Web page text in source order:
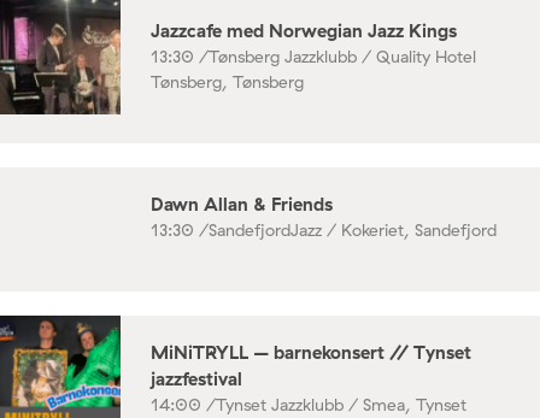
Jazzcafe med Norwegian Jazz Kings
13:30 /Tønsberg Jazzklubb / Quality Hotel
Tønsberg, Tønsberg
Dawn Allan & Friends
13:30 /SandefjordJazz / Kokeriet, Sandefjord
MiNiTRYLL – barnekonsert // Tynset
jazzfestival
14:00 /Tynset Jazzklubb / Smea, Tynset